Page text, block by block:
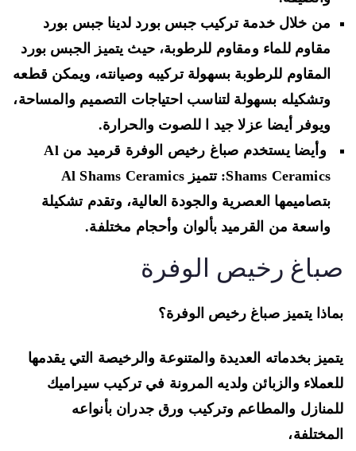
من خلال خدمة تركيب جبس بورد لدينا جبس بورد
مقاوم للماء ومقاوم للرطوبة، حيث يتميز الجبس بورد
المقاوم للرطوبة بسهولة تركيبه وصيانته، ويمكن قطعه
وتشكيله بسهولة لتناسب احتياجات التصميم والمساحة،
ويوفر أيضا عزلا جيد ا للصوت والحرارة.
وأيضا يستخدم صباغ رخيص الوفرة قرميد من Al
Shams Ceramics: تتميز Al Shams Ceramics
بتصاميمها العصرية والجودة العالية، وتقدم تشكيلة
واسعة من القرميد بألوان وأحجام مختلفة.
رخيص الوفرة
يتميز صباغ رخيص الوفرة؟
بخدماته العديدة والمتنوعة والرخيصة التي يقدمها
والزبائن ولديه المرونة في تركيب سيراميك
والمطاعم وتركيب ورق جدران بأنواعه